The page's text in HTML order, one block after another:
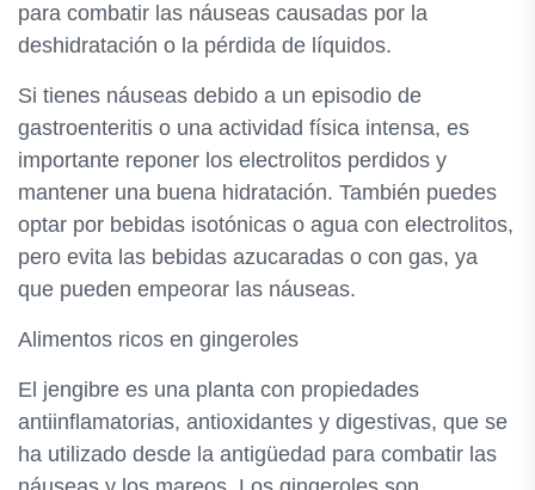
para combatir las náuseas causadas por la
deshidratación o la pérdida de líquidos.
Si tienes náuseas debido a un episodio de
gastroenteritis o una actividad física intensa, es
importante reponer los electrolitos perdidos y
mantener una buena hidratación. También puedes
optar por bebidas isotónicas o agua con electrolitos,
pero evita las bebidas azucaradas o con gas, ya
que pueden empeorar las náuseas.
Alimentos ricos en gingeroles
El jengibre es una planta con propiedades
antiinflamatorias, antioxidantes y digestivas, que se
ha utilizado desde la antigüedad para combatir las